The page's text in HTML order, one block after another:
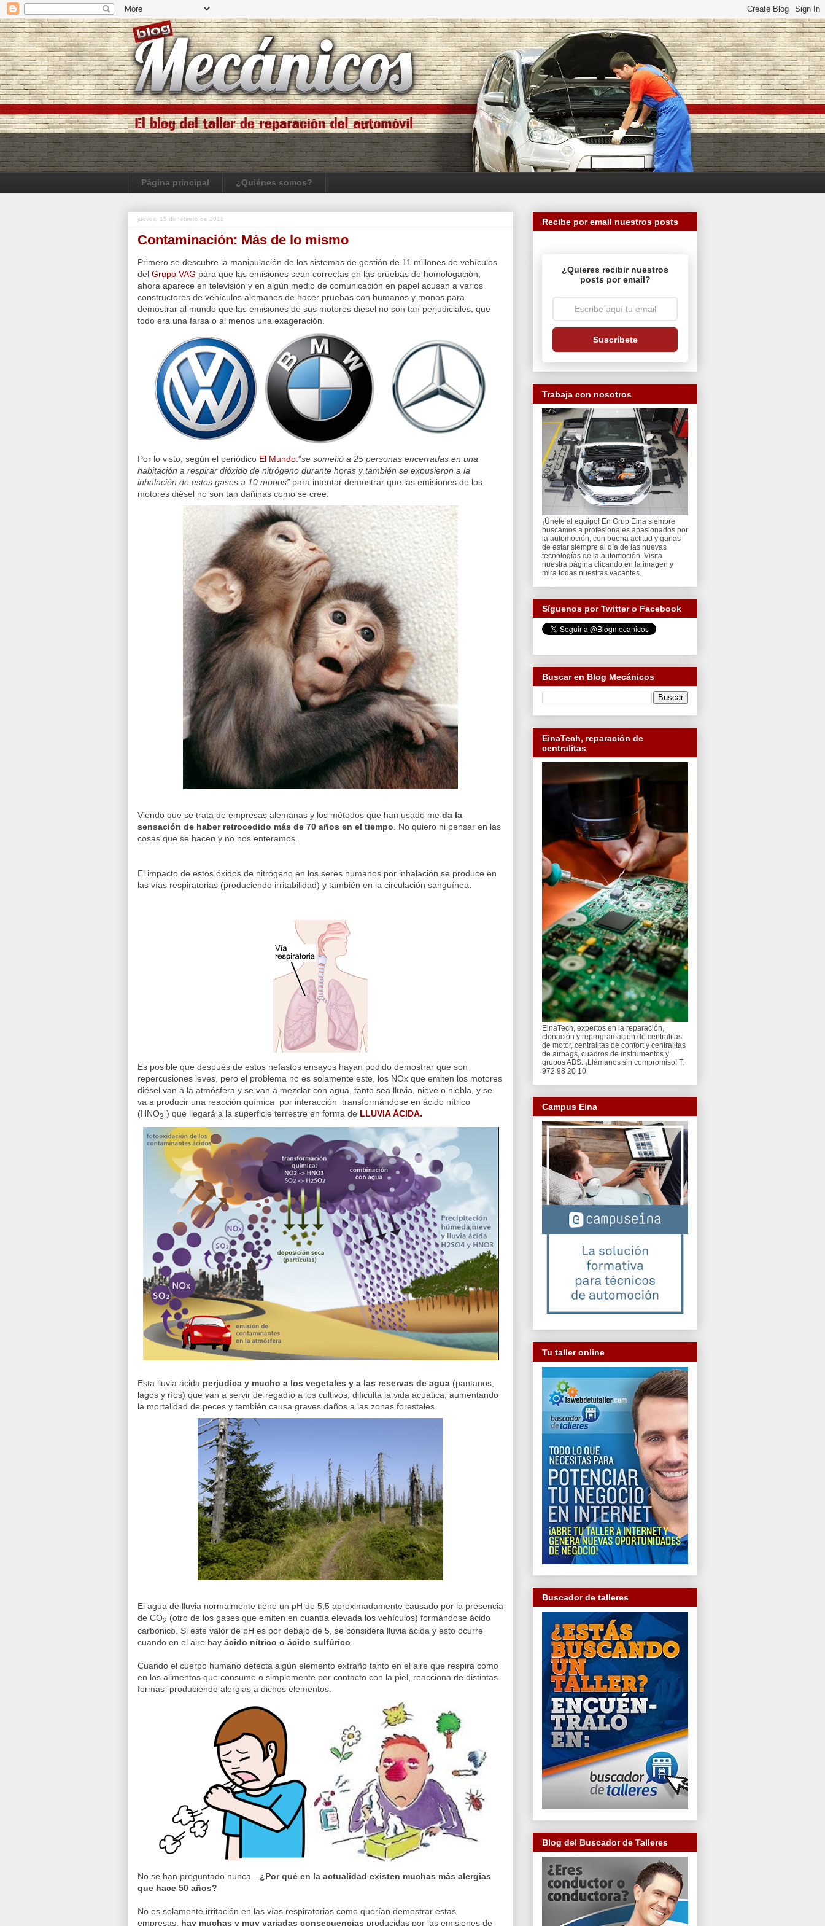
Página principal ¿Quiénes somos?
jueves, 15 de febrero de 2018
Contaminación: Más de lo mismo
Primero se descubre la manipulación de los sistemas de gestión de 11 millones de vehículos
del Grupo VAG para que las emisiones sean correctas en las pruebas de homologación,
ahora aparece en televisión y en algún medio de comunicación en papel acusan a varios
constructores de vehículos alemanes de hacer pruebas con humanos y monos para
demostrar al mundo que las emisiones de sus motores diesel no son tan perjudiciales, que
todo era una farsa o al menos una exageración.
Por lo visto, según el periódico El Mundo:”se sometió a 25 personas encerradas en una
habitación a respirar dióxido de nitrógeno durante horas y también se expusieron a la
inhalación de estos gases a 10 monos” para intentar demostrar que las emisiones de los
motores diésel no son tan dañinas como se cree.
Viendo que se trata de empresas alemanas y los métodos que han usado me da la
sensación de haber retrocedido más de 70 años en el tiempo . No quiero ni pensar en las
cosas que se hacen y no nos enteramos.
El impacto de estos óxidos de nitrógeno en los seres humanos por inhalación se produce en
las vías respiratorias (produciendo irritabilidad) y también en la circulación sanguínea.
Es posible que después de estos nefastos ensayos hayan podido demostrar que son
repercusiones leves, pero el problema no es solamente este, los NOx que emiten los motores
diésel van a la atmósfera y se van a mezclar con agua, tanto sea lluvia, nieve o niebla, y se
va a producir una reacción química por interacción transformándose en ácido nítrico
(HNO3 ) que llegará a la superficie terrestre en forma de LLUVIA ÁCIDA.
Esta lluvia ácida perjudica y mucho a los vegetales y a las reservas de agua (pantanos,
lagos y ríos) que van a servir de regadío a los cultivos, dificulta la vida acuática, aumentando
la mortalidad de peces y también causa graves daños a las zonas forestales.
El agua de lluvia normalmente tiene un pH de 5,5 aproximadamente causado por la presencia
de CO2 (otro de los gases que emiten en cuantía elevada los vehículos) formándose ácido
carbónico. Si este valor de pH es por debajo de 5, se considera lluvia ácida y esto ocurre
cuando en el aire hay ácido nítrico o ácido sulfúrico.
Cuando el cuerpo humano detecta algún elemento extraño tanto en el aire que respira como
en los alimentos que consume o simplemente por contacto con la piel, reacciona de distintas
formas produciendo alergias a dichos elementos.
No se han preguntado nunca…¿Por qué en la actualidad existen muchas más alergias
que hace 50 años?
No es solamente irritación en las vías respiratorias como querían demostrar estas
empresas, hay muchas y muy variadas consecuencias producidas por las emisiones de
Recibe por email nuestros posts
¿Quieres recibir nuestros
posts por email?
Suscríbete
Trabaja con nosotros
¡Únete al equipo! En Grup Eina siempre
buscamos a profesionales apasionados por
la automoción, con buena actitud y ganas
de estar siempre al día de las nuevas
tecnologías de la automoción. Visita
nuestra página clicando en la imagen y
mira todas nuestras vacantes.
Síguenos por Twitter o Facebook
Buscar en Blog Mecánicos
EinaTech, reparación de
centralitas
EinaTech, expertos en la reparación,
clonación y reprogramación de centralitas
de motor, centralitas de confort y centralitas
de airbags, cuadros de instrumentos y
grupos ABS. ¡Llámanos sin compromiso! T.
972 98 20 10
Campus Eina
Tu taller online
Buscador de talleres
Blog del Buscador de Talleres